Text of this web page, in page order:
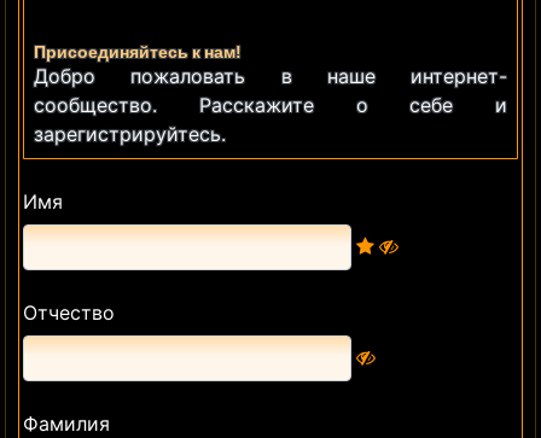
Присоединяйтесь к нам!
Добро пожаловать в наше интернет-
сообщество. Расскажите о себе и
зарегистрируйтесь.
Имя
Отчество
Фамилия